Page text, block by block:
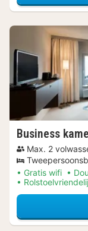
Business
Max. 2
Gratis wifi